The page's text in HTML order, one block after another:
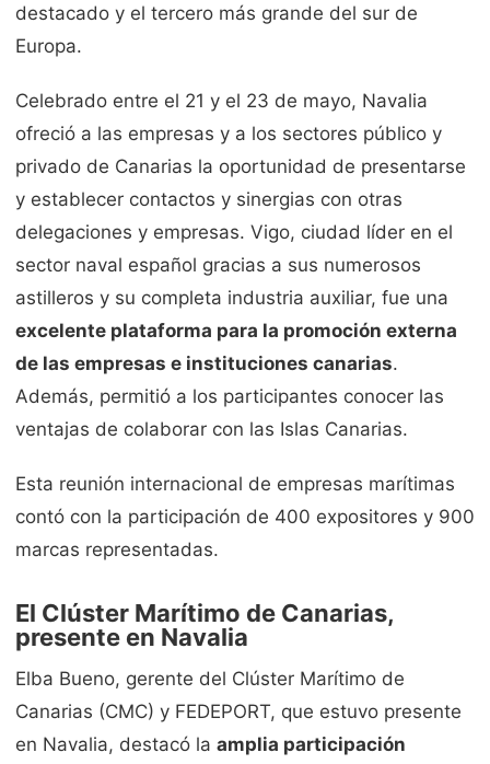
destacado y el tercero más grande del sur de
Europa.
Celebrado entre el 21 y el 23 de mayo, Navalia
ofreció a las empresas y a los sectores público y
privado de Canarias la oportunidad de presentarse
y establecer contactos y sinergias con otras
delegaciones y empresas. Vigo, ciudad líder en el
sector naval español gracias a sus numerosos
astilleros y su completa industria auxiliar, fue una
excelente plataforma para la promoción externa
de las empresas e instituciones canarias.
Además, permitió a los participantes conocer las
ventajas de colaborar con las Islas Canarias.
Esta reunión internacional de empresas marítimas
contó con la participación de 400 expositores y 900
marcas representadas.
El Clúster Marítimo de Canarias,
presente en Navalia
Elba Bueno, gerente del Clúster Marítimo de
Canarias (CMC) y FEDEPORT, que estuvo presente
en Navalia, destacó la amplia participación